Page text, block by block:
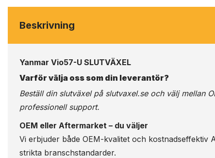
Beskrivning
Yanmar Vio57-U SLUTVÄXEL
Varför välja oss som din leverantör?
Beställ din slutväxel på slutvaxel.seoch välj mellan
professionell support.
OEM eller Aftermarket – du väljer
Vi erbjuder både OEM-kvalitet och
strikta branschstandarder.